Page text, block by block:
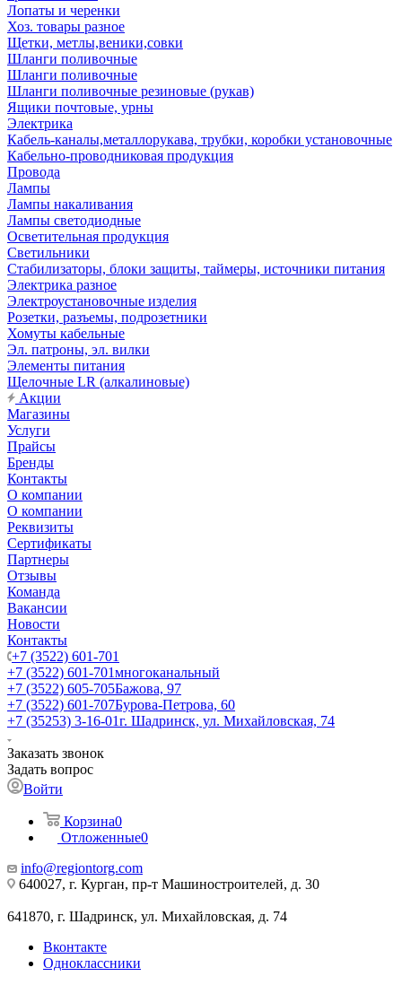
Лопаты и черенки
Хоз. товары разное
Щетки, метлы,веники,совки
Шланги поливочные
Шланги поливочные
Шланги поливочные резиновые (рукав)
Ящики почтовые, урны
Электрика
Кабель-каналы,металлорукава, трубки, коробки установочные
Кабельно-проводниковая продукция
Провода
Лампы
Лампы накаливания
Лампы светодиодные
Осветительная продукция
Светильники
Стабилизаторы, блоки защиты, таймеры, источники питания
Электрика разное
Электроустановочные изделия
Розетки, разъемы, подрозетники
Хомуты кабельные
Эл. патроны, эл. вилки
Элементы питания
Щелочные LR (алкалиновые)
Акции
Магазины
Услуги
Прайсы
Бренды
Контакты
О компании
О компании
Реквизиты
Сертификаты
Партнеры
Отзывы
Команда
Вакансии
Новости
Контакты
+7 (3522) 601-701
+7 (3522) 601-701многоканальный
+7 (3522) 605-705Бажова, 97
+7 (3522) 601-707Бурова-Петрова, 60
+7 (35253) 3-16-01г. Шадринск, ул. Михайловская, 74
Заказать звонок
Задать вопрос
Войти
Корзина0
Отложенные0
info@regiontorg.com
640027, г. Курган, пр-т Машиностроителей, д. 30
641870, г. Шадринск, ул. Михайловская, д. 74
Вконтакте
Одноклассники